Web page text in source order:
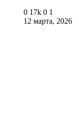
0 17k 0 1
12 марта, 2026